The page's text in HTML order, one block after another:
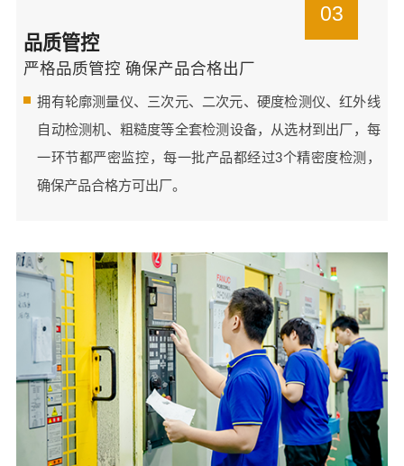
03
品质管控
严格品质管控 确保产品合格出厂
拥有轮廓测量仪、三次元、二次元、硬度检测仪、红外线
自动检测机、粗糙度等全套检测设备，从选材到出厂，每
一环节都严密监控，每一批产品都经过3个精密度检测，
确保产品合格方可出厂。